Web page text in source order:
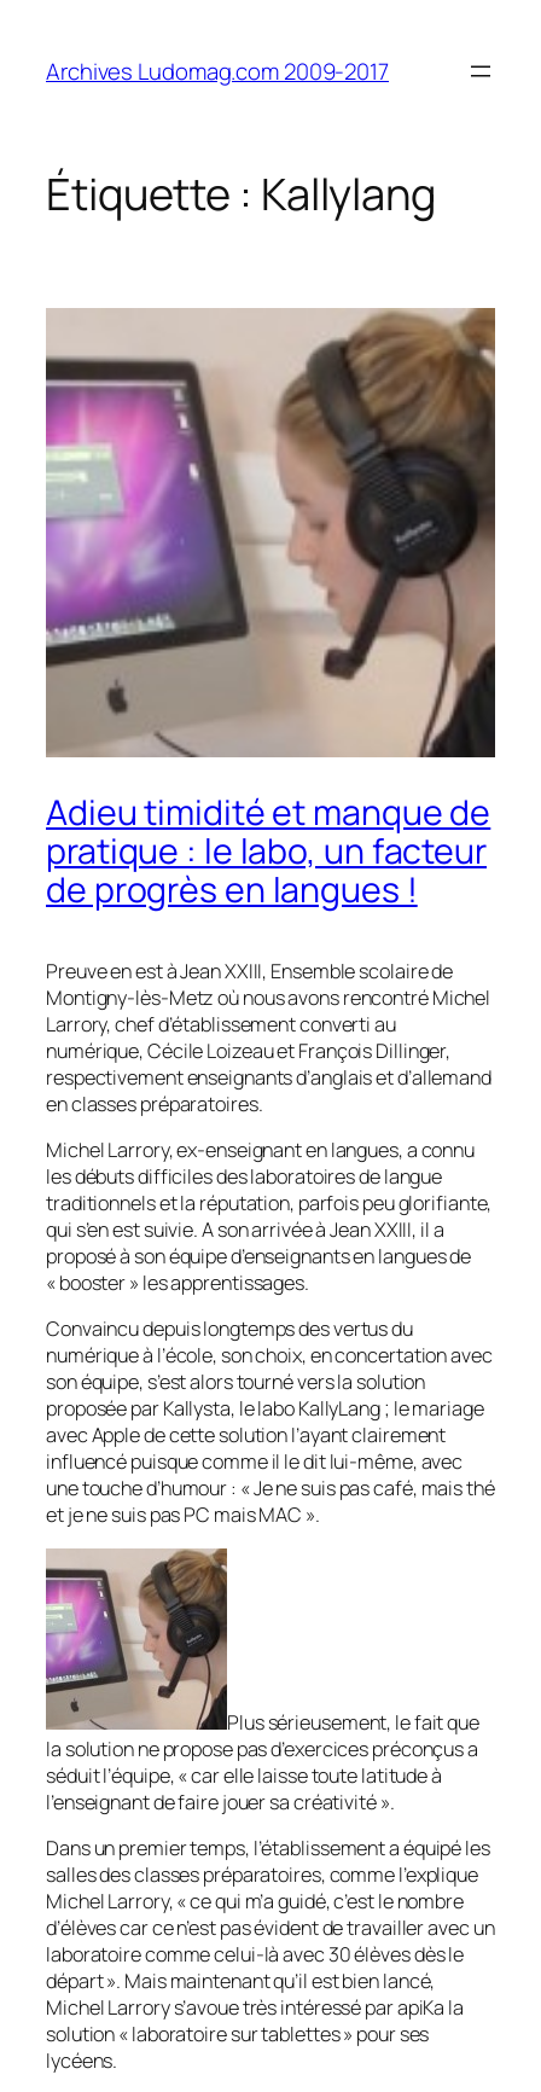
contenu
Archives Ludomag.com 2009-2017
Étiquette : Kallylang
Adieu timidité et manque de
pratique : le labo, un facteur
de progrès en langues !
Preuve en est à Jean XXIII, Ensemble scolaire de
Montigny-lès-Metz où nous avons rencontré Michel
Larrory, chef d’établissement converti au
numérique, Cécile Loizeau et François Dillinger,
respectivement enseignants d’anglais et d’allemand
en classes préparatoires.
Michel Larrory, ex-enseignant en langues, a connu
les débuts difficiles des laboratoires de langue
traditionnels et la réputation, parfois peu glorifiante,
qui s’en est suivie. A son arrivée à Jean XXIII, il a
proposé à son équipe d’enseignants en langues de
« booster» les apprentissages.
Convaincu depuis longtemps des vertus du
numérique à l’école, son choix, en concertation avec
son équipe, s’est alors tourné vers la solution
proposée par Kallysta, le labo KallyLang ; le mariage
avec Apple de cette solution l’ayant clairement
influencé puisque comme il le dit lui-même, avec
une touche d’humour : «Je ne suis pas café, mais thé
et je ne suis pas PC mais MAC ».
Plus sérieusement, le fait que
la solution ne propose pas d’exercices préconçus a
séduit l’équipe, «car elle laisse toute latitude à
l’enseignant de faire jouer sa créativité».
Dans un premier temps, l’établissement a équipé les
salles des classes préparatoires, comme l’explique
Michel Larrory, «ce qui m’a guidé, c’est le nombre
d’élèves car ce n’est pas évident de travailler avec un
laboratoire comme celui-là avec 30 élèves dès le
départ». Mais maintenant qu’il est bien lancé,
Michel Larrory s’avoue très intéressé par apiKa la
solution «laboratoire sur tablettes» pour ses
lycéens.